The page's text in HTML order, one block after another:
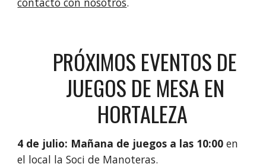
PRÓXIMOS EVENTOS DE
JUEGOS DE MESA EN
HORTALEZA
4 de julio: Mañana de juegos a las 10:00 en
el local la Soci de Manoteras.